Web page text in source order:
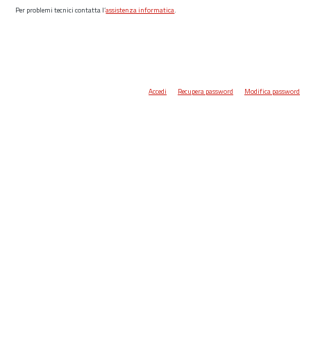
Per problemi tecnici contatta l’assistenza informatica.
Accedi Recupera password Modifica password